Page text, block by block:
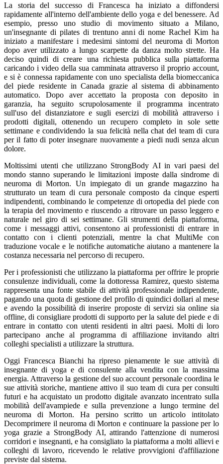
La storia del successo di Francesca ha iniziato a diffondersi
rapidamente all'interno dell'ambiente dello yoga e del benessere. Ad
esempio, presso uno studio di movimento situato a Milano,
un'insegnante di pilates di trentuno anni di nome Rachel Kim ha
iniziato a manifestare i medesimi sintomi del neuroma di Morton
dopo aver utilizzato a lungo scarpette da danza molto strette. Ha
deciso quindi di creare una richiesta pubblica sulla piattaforma
caricando i video della sua camminata attraverso il proprio account,
e si è connessa rapidamente con uno specialista della biomeccanica
del piede residente in Canada grazie al sistema di abbinamento
automatico. Dopo aver accettato la proposta con deposito in
garanzia, ha seguito scrupolosamente il programma incentrato
sull'uso del distanziatore e sugli esercizi di mobilità attraverso i
prodotti digitali, ottenendo un recupero completo in sole sette
settimane e condividendo la sua felicità nella chat del team di cura
per il fatto di poter insegnare nuovamente a piedi nudi senza alcun
dolore.
Moltissimi utenti che utilizzano StrongBody AI in vari paesi del
mondo stanno superando le limitazioni imposte dalla sindrome di
neuroma di Morton. Un impiegato di un grande magazzino ha
strutturato un team di cura personale composto da cinque esperti
indipendenti, combinando le competenze di ortopedia del piede con
la terapia del movimento e riuscendo a ritrovare un passo leggero e
naturale nel giro di sei settimane. Gli strumenti della piattaforma,
come i messaggi attivi, consentono ai professionisti di entrare in
contatto con i clienti potenziali, mentre la chat MultiMe con
traduzione vocale e le notifiche automatiche aiutano a mantenere la
costanza necessaria nel percorso di recupero.
Per i professionisti che utilizzano la piattaforma per offrire le proprie
consulenze individuali, come la dottoressa Ramirez, questo sistema
rappresenta una fonte stabile di attività professionale indipendente,
pagando una quota di gestione del profilo di quindici dollari al mese
e avendo la possibilità di inserire proposte di servizi sia online sia
offline, di consigliare prodotti di supporto per la salute del piede e di
entrare in contatto con utenti residenti in altri paesi. Molti di loro
partecipano anche al programma di affiliazione invitando altri
colleghi specialisti a utilizzare la struttura.
Oggi Francesca Bianchi ha ripreso pienamente le sue attività di
insegnante di yoga e di consulente alla vendita con la massima
energia. Attraverso la gestione del suo account personale coordina le
sue attività storiche, mantiene attivo il suo team di cura per consulti
futuri e ha acquistato un prodotto digitale avanzato incentrato sulla
mobilità dell'avampiede e sulla prevenzione a lungo termine del
neuroma di Morton. Ha persino scritto un articolo intitolato
Decomprimere il neuroma di Morton e continuare la passione per lo
yoga grazie a StrongBody AI, attirando l'attenzione di numerosi
corridori e insegnanti, e ha consigliato la piattaforma a molti allievi e
colleghi di lavoro, ricevendo le relative provvigioni d'affiliazione
previste dal sistema.